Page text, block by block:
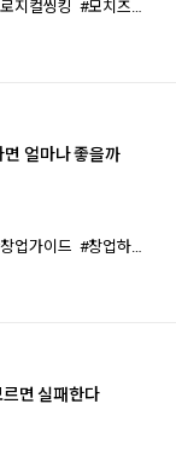
지컬씽킹 #모치즈키안디
얼마나 좋을까
업가이드 #창업하는법
면 실패한다